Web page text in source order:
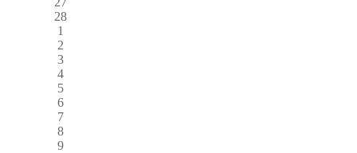
28
1
2
3
4
5
6
7
8
9